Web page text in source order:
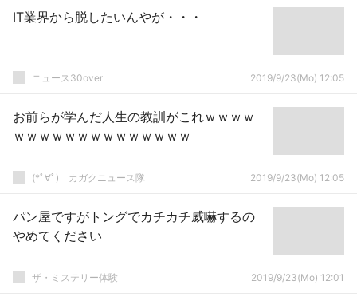
IT業界から脱したいんやが・・・
ニュース30over 2019/9/23(Mo) 12:05
お前らが学んだ人生の教訓がこれｗｗｗｗ
ｗｗｗｗｗｗｗｗｗｗｗｗｗｗ
(*ﾟ∀ﾟ)ゞカガクニュース隊 2019/9/23(Mo) 12:05
パン屋ですがトングでカチカチ威嚇するの
やめてください
ザ・ミステリー体験 2019/9/23(Mo) 12:01